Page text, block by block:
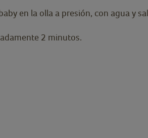
en la olla a presión, con agua y
2 minutos.